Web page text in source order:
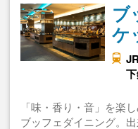
ブ
ケ
「味・香り・音」を楽
ブッフェダイニング。